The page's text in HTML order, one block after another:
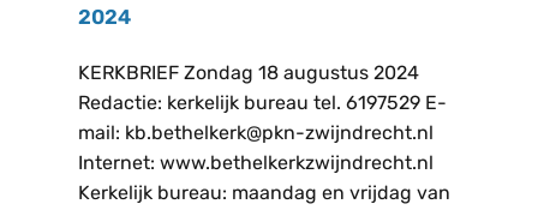
2024
KERKBRIEF Zondag 18 augustus 2024
Redactie: kerkelijk bureau tel. 6197529 E-
mail: kb.bethelkerk@pkn-zwijndrecht.nl
Internet: www.bethelkerkzwijndrecht.nl
Kerkelijk bureau: maandag en vrijdag van